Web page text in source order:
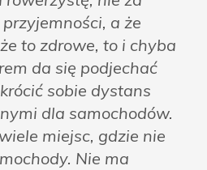
a że
to zdrowe, to i chyba
da się podjechać
sobie dystans
dla samochodów.
miejsc, gdzie nie
Nie ma